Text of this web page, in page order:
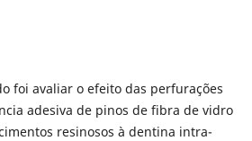
foi avaliar o efeito das perfurações
adesiva de pinos de fibra de vidro
resinosos à dentina intra-